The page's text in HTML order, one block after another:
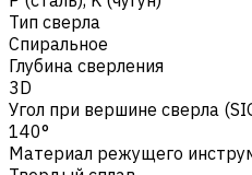
Тип сверла
Спиральное
Глубина сверления
3D
Угол при вершине сверла
140°
Материал режущего